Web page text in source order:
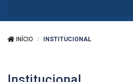
INÍCIO INSTITUCIONAL